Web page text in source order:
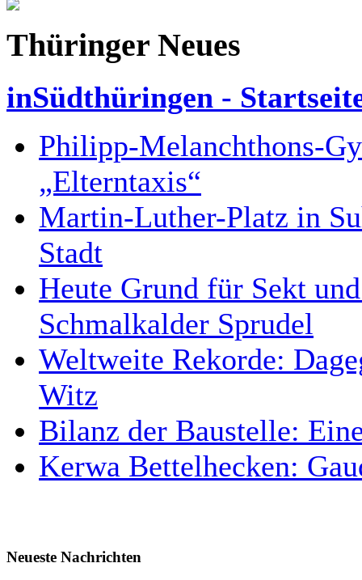
Thüringer Neues
inSüdthüringen -
Philipp-Melanchthons-
„Elterntaxis“
Martin-Luther-Platz in
Stadt
Heute Grund für Sekt
Schmalkalder Sprudel
Weltweite Rekorde:
Witz
Bilanz der Baustelle:
Kerwa Bettelhecken:
Neueste Nachrichten